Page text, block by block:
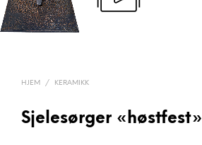
HJEM / KERAMIKK
Sjelesørger «høstfest»